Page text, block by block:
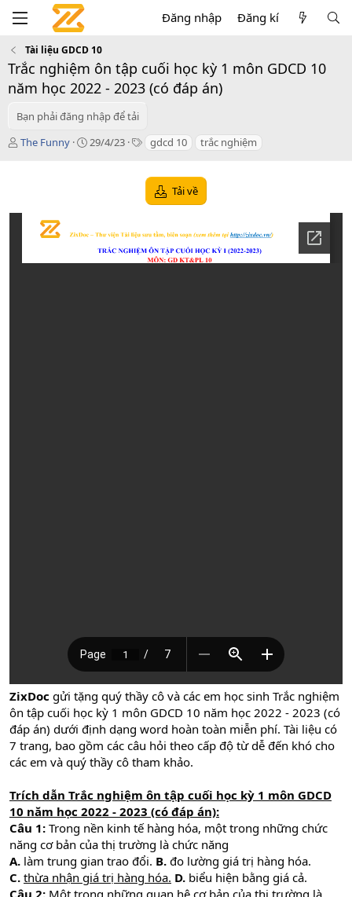
Đăng nhập Đăng kí
Tài liệu GDCD 10
Trắc nghiệm ôn tập cuối học kỳ 1 môn GDCD 10
năm học 2022 - 2023 (có đáp án)
Bạn phải đăng nhập để tải
T
ả
The Funny
C
n
29/4/23
T
s
gdcd 10 trắc nghiệm
Tải về
ZixDoc gửi tặng quý thầy cô và các em học sinh Trắc nghiệm
ôn tập cuối học kỳ 1 môn GDCD 10 năm học 2022 - 2023 (có
đáp án) dưới định dạng word hoàn toàn miễn phí. Tài liệu có
7 trang, bao gồm các câu hỏi theo cấp độ từ dễ đến khó cho
các em và quý thầy cô tham khảo.
Trích dẫn Trắc nghiệm ôn tập cuối học kỳ 1 môn GDCD
10 năm học 2022 - 2023 (có đáp án):
Câu 1: Trong nền kinh tế hàng hóa, một trong những chức
năng cơ bản của thị trường là chức năng
A. làm trung gian trao đổi. B. đo lường giá trị hàng hóa.
C. thừa nhận giá trị hàng hóa. D. biểu hiện bằng giá cả.